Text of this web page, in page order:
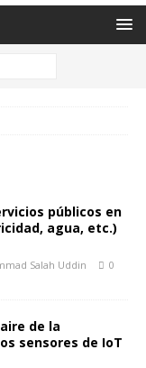
públicos en
agua, etc.)
Salah Uddin 0
de la
sensores de IoT